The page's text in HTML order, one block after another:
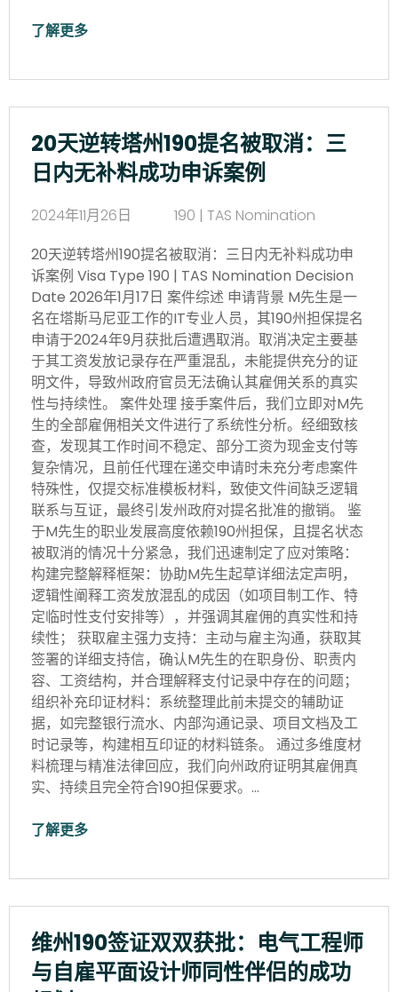
了解更多
20天逆转塔州190提名被取消：三
日内无补料成功申诉案例
2024年11月26日
190 | TAS Nomination
20天逆转塔州190提名被取消：三日内无补料成功申
诉案例 Visa Type 190 | TAS Nomination Decision
Date 2026年1月17日 案件综述 申请背景 M先生是一
名在塔斯马尼亚工作的IT专业人员，其190州担保提名
申请于2024年9月获批后遭遇取消。取消决定主要基
于其工资发放记录存在严重混乱，未能提供充分的证
明文件，导致州政府官员无法确认其雇佣关系的真实
性与持续性。 案件处理 接手案件后，我们立即对M先
生的全部雇佣相关文件进行了系统性分析。经细致核
查，发现其工作时间不稳定、部分工资为现金支付等
复杂情况，且前任代理在递交申请时未充分考虑案件
特殊性，仅提交标准模板材料，致使文件间缺乏逻辑
联系与互证，最终引发州政府对提名批准的撤销。 鉴
于M先生的职业发展高度依赖190州担保，且提名状态
被取消的情况十分紧急，我们迅速制定了应对策略：
构建完整解释框架：协助M先生起草详细法定声明，
逻辑性阐释工资发放混乱的成因（如项目制工作、特
定临时性支付安排等），并强调其雇佣的真实性和持
续性； 获取雇主强力支持：主动与雇主沟通，获取其
签署的详细支持信，确认M先生的在职身份、职责内
容、工资结构，并合理解释支付记录中存在的问题；
组织补充印证材料：系统整理此前未提交的辅助证
据，如完整银行流水、内部沟通记录、项目文档及工
时记录等，构建相互印证的材料链条。 通过多维度材
料梳理与精准法律回应，我们向州政府证明其雇佣真
实、持续且完全符合190担保要求。…
了解更多
维州190签证双双获批：电气工程师
与自雇平面设计师同性伴侣的成功